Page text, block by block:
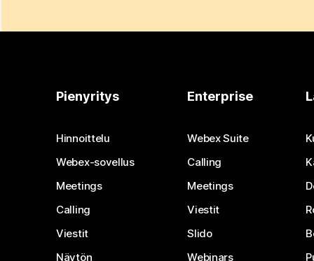
Pienyritys
Hinnoittelu
Webex-sovellus
Meetings
Calling
Viestit
Näytön
Enterprise
Webex Suite
Calling
Meetings
Viestit
Slido
Webinars